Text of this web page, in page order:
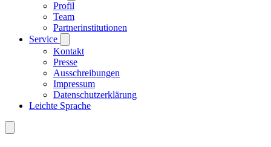
Profil
Team
Partnerinstitutionen
Service
Kontakt
Presse
Ausschreibungen
Impressum
Datenschutzerklärung
Leichte Sprache